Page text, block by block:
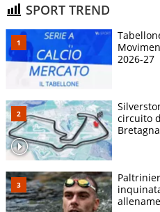
SPORT TREND
2026-27
circuito